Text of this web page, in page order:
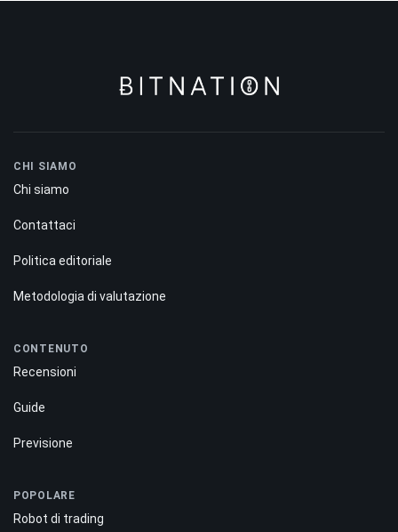
CHI SIAMO
Chi siamo
Contattaci
Politica editoriale
Metodologia di valutazione
CONTENUTO
Recensioni
Guide
Previsione
POPOLARE
Robot di trading